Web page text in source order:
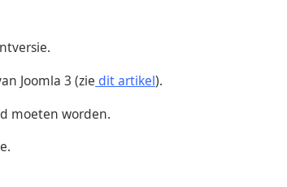
Joomla 3 (zie dit artikel).
moeten worden.